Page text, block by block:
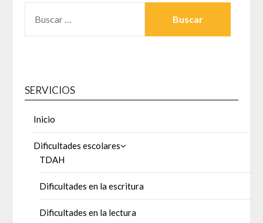
SERVICIOS
Inicio
Dificultades escolares
TDAH
Dificultades en la escritura
Dificultades en la lectura